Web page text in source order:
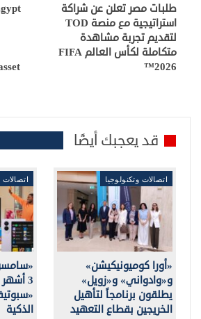
طلبات مصر تعلن عن شراكة
استراتيجية مع منصة TOD
لتقديم تجربة مشاهدة
متكاملة لكأس العالم FIFA
2026™️
قد يعجبك أيضًا
اتصالات وتكنولوجيا
«أورا كوميونيكيشن»
و«وادواني» و«زويل»
يطلقون برنامجاً لتأهيل
الخريجين بقطاع التعهيد
اتصالات
3
الذكية